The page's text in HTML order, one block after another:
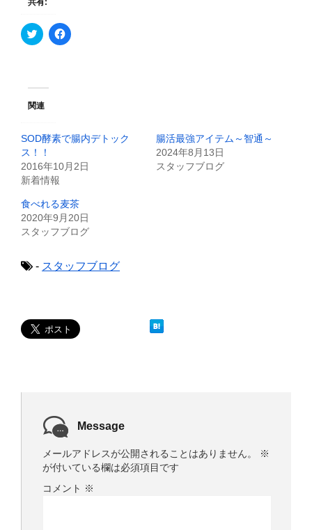
共有:
ク
リ
T
i
r
で
共
有
(
新
い
ウ
ィ
ン
開
F
a
る
ク
し
て
く
だ
新
ド
ウ
で
関連
SOD酵素で腸内デトック
ス！！
2016年10月2日
新着情報
腸活最強アイテム～智通～
2024年8月13日
スタッフブログ
食べれる麦茶
2020年9月20日
スタッフブログ
- スタッフブログ
Message
メールアドレスが公開されることはありません。
※
が付いている欄は必須項目です
コメント ※